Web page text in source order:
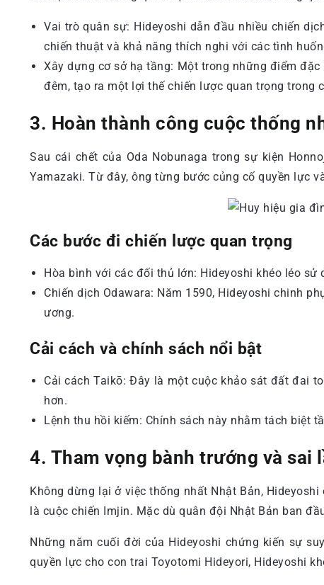
Vai trò quân sự: Hideyoshi dẫn đầu nhiều chiến
chiến thuật và khả năng thích nghi với các tình
Xây dựng cơ sở hạ tầng: Một trong những điểm
đêm, tạo ra một lợi thế chiến lược quan trọng trong
3. Hoàn thành công cuộc thống
Sau cái chết của Oda Nobunaga trong sự kiện
Yamazaki. Từ đây, ông từng bước củng cố quyền lực
Các bước đi chiến lược quan trọng
Hòa bình với các đối thủ lớn: Hideyoshi khéo léo
Chiến dịch Odawara: Năm 1590, Hideyoshi chinh
ương.
Cải cách và chính sách nổi bật
Cải cách Taikō: Đây là một cuộc khảo sát đất đai
hơn.
Lệnh thu hồi kiếm: Chính sách này nhằm tách biệt
4. Tham vọng bành trướng và sai
Không dừng lại ở việc thống nhất Nhật Bản,
là cuộc chiến Imjin. Mặc dù quân đội Nhật Bản ban
Những năm cuối đời của Hideyoshi chứng kiến sự
quyền lực cho con trai Toyotomi Hideyori, Hideyoshi